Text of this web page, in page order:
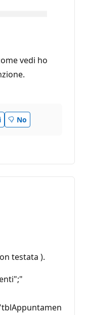
vedi ho
No
testata ).